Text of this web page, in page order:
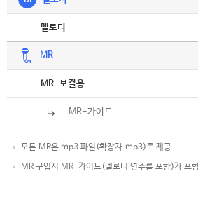
멜로디
MR
MR-보컬용
MR-가이드
모든 MR은 mp3 파일(확장자.mp3)로 제공
MR 구입시 MR-가이드(멜로디 연주를 포함)가 포